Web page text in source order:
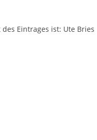
Eintrages ist: Ute Bries